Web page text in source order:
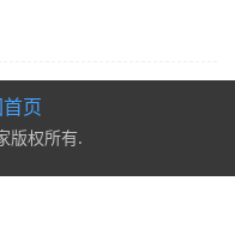
页
版权所有.